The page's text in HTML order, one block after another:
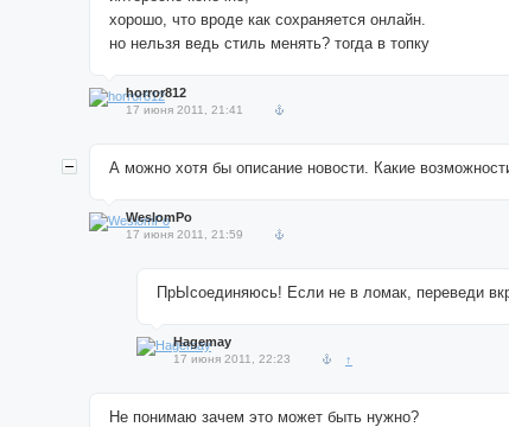
хорошо, что вроде как сохраняется онлайн.
но нельзя ведь стиль менять? тогда в топку
horror812
17 июня 2011, 21:41
А можно хотя бы описание новости. Какие
WeslomPo
17 июня 2011, 21:59
ПрЫсоединяюсь! Если не в ломак, переведи
Hagemay
17 июня 2011, 22:23 ↑
Не понимаю зачем это может быть нужно?